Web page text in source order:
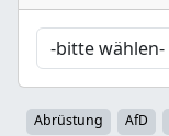
Abrüstung AfD